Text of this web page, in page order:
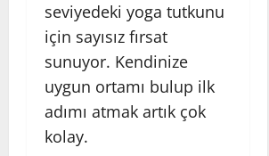
seviyedeki yoga tutkunu
için sayısız fırsat
sunuyor. Kendinize
uygun ortamı bulup ilk
adımı atmak artık çok
kolay.